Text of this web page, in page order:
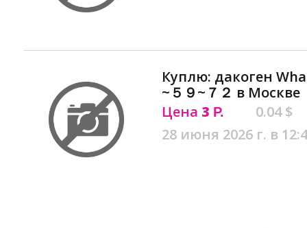
Куплю: дакоген
~５９~７２ в Москве
Цена 3 Р.
0.04 $
28 июня 2026 г. в